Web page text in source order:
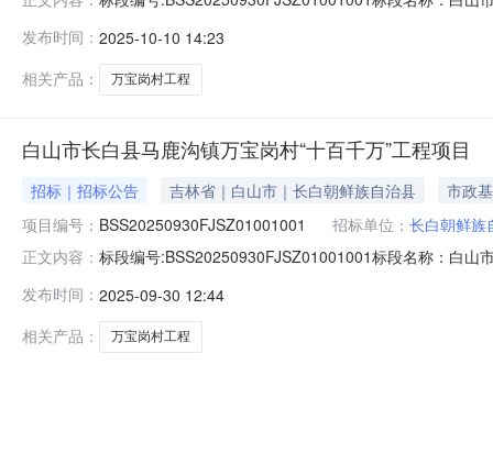
标人须知前附表.doc其他附件：评标办法前附表2.1初步
发布时间： 2025-10-10 14:23
相关产品：
万宝岗村工程
白山市长白县马鹿沟镇万宝岗村“十百千万”工程项目
招标｜招标公告 吉林省｜白山市｜长白朝鲜族自治县
市政
项目编号： BSS20250930FJSZ01001001 招标单位： 长白朝鲜族
正文内容： 标段编号:BSS20250930FJSZ01001001标段名称：白山
标内容:新建污水管线2950m，新建供水管线2727.00m，
发布时间： 2025-09-30 12:44
相关产品：
万宝岗村工程